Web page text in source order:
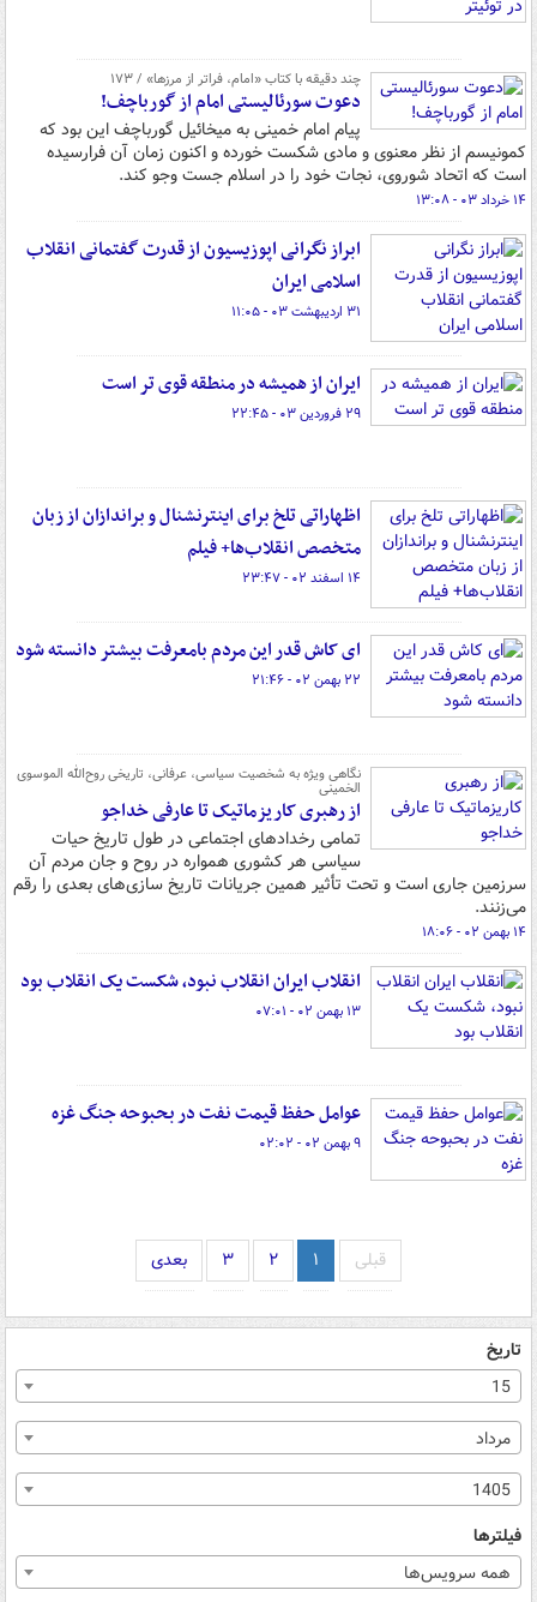
چند دقیقه با کتاب‌ «امام، فراتر از مرزها» / ۱۷۳
دعوت سورئالیستی امام از گورباچف!
پیام امام خمینی به میخائیل گورباچف این بود که
کمونیسم از نظر معنوی و مادی شکست خورده و اکنون زمان آن فرارسیده
است که اتحاد شوروی، نجات خود را در اسلام جست وجو کند.
۱۴ خرداد ۰۳ - ۱۳:۰۸
ابراز نگرانی اپوزیسیون از قدرت گفتمانی انقلاب
اسلامی ایران
۳۱ اردیبهشت ۰۳ - ۱۱:۰۵
ایران از همیشه در منطقه قوی تر است
۲۹ فروردین ۰۳ - ۲۲:۴۵
اظهاراتی تلخ برای اینترنشنال و براندازان از زبان
متخصص انقلاب‌ها+ فیلم
۱۴ اسفند ۰۲ - ۲۳:۴۷
ای کاش قدر این مردم بامعرفت بیشتر دانسته شود
۲۲ بهمن ۰۲ - ۲۱:۴۶
نگاهی ویژه به شخصیت سیاسی، عرفانی، تاریخی روح‌الله الموسوی
الخمینی
از رهبری کاریزماتیک تا عارفی خداجو
تمامی رخدادهای اجتماعی در طول تاریخ حیات
سیاسی هر کشوری همواره در روح و جان مردم آن
سرزمین جاری است و تحت تأثیر همین جریانات تاریخ سازی‌های بعدی را رقم
می‌زنند.
۱۴ بهمن ۰۲ - ۱۸:۰۶
انقلاب ایران انقلاب نبود، شکست یک انقلاب بود
۱۳ بهمن ۰۲ - ۰۷:۰۱
عوامل حفظ قیمت نفت در بحبوحه جنگ غزه
۹ بهمن ۰۲ - ۰۲:۰۲
قبلی ۱ ۲ ۳ بعدی
تاریخ
15
مرداد
1405
فیلترها
همه سرویس‌ها